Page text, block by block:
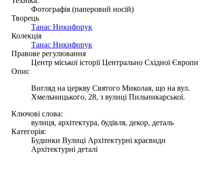
Фотографія (паперовий носій)
Творець
Танас Никифорук
Колекція
Танас Никифорук
Правове регулювання
Центр міської історії Центрально Східної Європи
Опис
Вигляд на церкву Святого Миколая, що на вул.
Хмельницького, 28, з вулиці Пильникарської.
Ключові слова:
вулиця, архітектура, будівля, декор, деталь
Категорія:
Будинки Вулиці Архітектурні краєвиди
Архітектурні деталі